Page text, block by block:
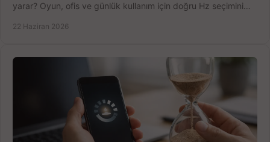
yarar? Oyun, ofis ve günlük kullanım için doğru Hz seçimini
22 Haziran 2026